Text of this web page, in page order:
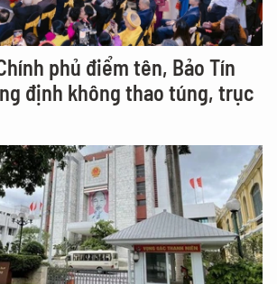
phủ điểm tên, Bảo Tín
định không thao túng, trục